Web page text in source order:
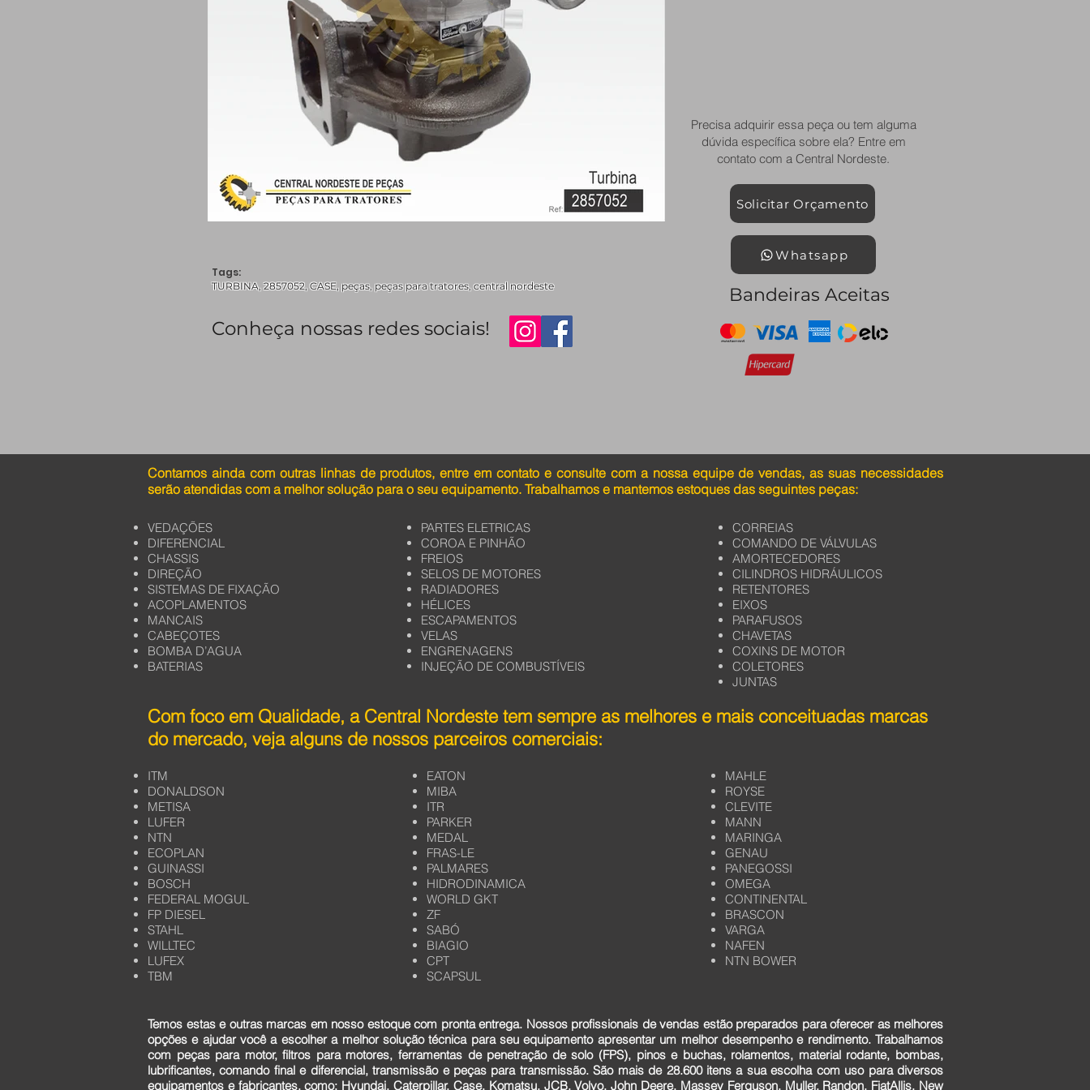
Precisa adquirir essa peça ou tem alguma
dúvida específica sobre ela? Entre em
contato com a Central Nordeste.
Solicitar Orçamento
Whatsapp
Bandeiras Aceitas
TURBINA, 2857052, CASE, peças, peças para tratores, central nordeste
Conheça nossas redes sociais!
Tags:
Contamos ainda com outras linhas de produtos, entre em contato e consulte com a nossa equipe de vendas, as suas necessidades
serão atendidas com a melhor solução para o seu equipamento. Trabalhamos e mantemos estoques das seguintes peças:
VEDAÇÕES
DIFERENCIAL
CHASSIS
DIREÇÃO
SISTEMAS DE FIXAÇÃO
ACOPLAMENTOS
MANCAIS
CABEÇOTES
BOMBA D’AGUA
BATERIAS
PARTES ELETRICAS
COROA E PINHÃO
FREIOS
SELOS DE MOTORES
RADIADORES
HÉLICES
ESCAPAMENTOS
VELAS
ENGRENAGENS
INJEÇÃO DE COMBUSTÍVEIS
CORREIAS
COMANDO DE VÁLVULAS
AMORTECEDORES
CILINDROS HIDRÁULICOS
RETENTORES
EIXOS
PARAFUSOS
CHAVETAS
COXINS DE MOTOR
COLETORES
JUNTAS
Com foco em Qualidade, a Central Nordeste tem sempre as melhores e mais conceituadas marcas
do mercado, veja alguns de nossos parceiros comerciais:
ITM
DONALDSON
METISA
LUFER
NTN
ECOPLAN
GUINASSI
BOSCH
FEDERAL MOGUL
FP DIESEL
STAHL
WILLTEC
LUFEX
TBM
EATON
MIBA
ITR
PARKER
MEDAL
FRAS-LE
PALMARES
HIDRODINAMICA
WORLD GKT
ZF
SABÓ
BIAGIO
CPT
SCAPSUL
MAHLE
ROYSE
CLEVITE
MANN
MARINGA
GENAU
PANEGOSSI
OMEGA
CONTINENTAL
BRASCON
VARGA
NAFEN
NTN BOWER
Temos estas e outras marcas em nosso estoque com pronta entrega. Nossos profissionais de vendas estão preparados para oferecer as melhores
opções e ajudar você a escolher a melhor solução técnica para seu equipamento apresentar um melhor desempenho e rendimento. Trabalhamos
com peças para motor, filtros para motores, ferramentas de penetração de solo (FPS), pinos e buchas, rolamentos, material rodante, bombas,
lubrificantes, comando final e diferencial, transmissão e peças para transmissão. São mais de 28.600 itens a sua escolha com uso para diversos
equipamentos e fabricantes, como: Hyundai, Caterpillar, Case, Komatsu, JCB, Volvo, John Deere, Massey Ferguson, Muller, Randon, FiatAllis, New